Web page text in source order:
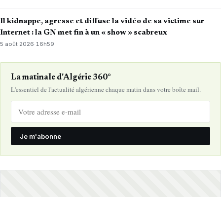
Il kidnappe, agresse et diffuse la vidéo de sa victime sur
Internet : la GN met fin à un « show » scabreux
5 août 2026· 16h59
La matinale d'Algérie 360°
L'essentiel de l'actualité algérienne chaque matin dans votre boîte mail.
Je m'abonne